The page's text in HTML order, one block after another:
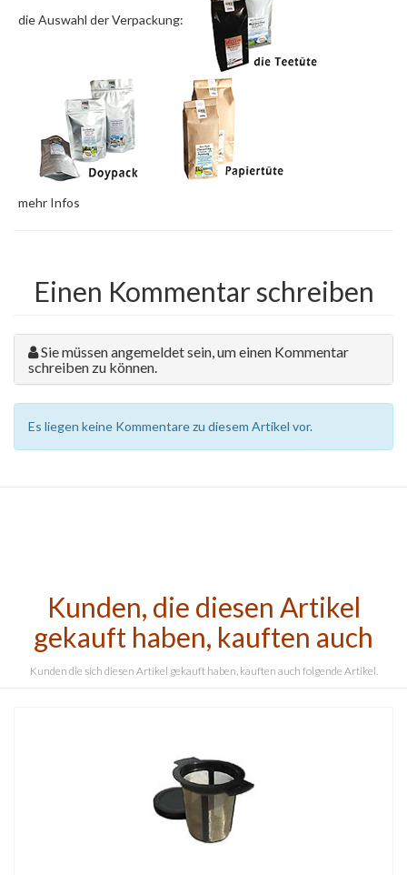
die Auswahl der Verpackung:
mehr Infos
Einen Kommentar schreiben
Sie müssen angemeldet sein, um einen Kommentar
schreiben zu können.
Es liegen keine Kommentare zu diesem Artikel vor.
Kunden, die diesen Artikel
gekauft haben, kauften auch
Kunden die sich diesen Artikel gekauft haben, kauften auch folgende Artikel.